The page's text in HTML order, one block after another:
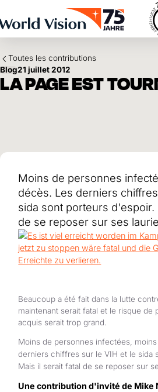
Don libre
Don thématique
Testament et legs
Philanthropie
Coopération entre entreprises
Séisme au Venezuela
Aide à l'Ukraine
Aide au Soudan
Points forts
Impact et succès
Utilisation des fonds
Rapport annuel et finances
Afrique
Amérique latine
Moyen-Orient et Europe
Toutes les contributions
Blog21 juillet 2012
LA PAGE EST
Moins de personnes
décès. Les derniers
sida sont porteurs d'espoir.
de se reposer sur ses
Beaucoup a été fait dans la lutte
maintenant serait fatal et le risque de
acquis serait trop grand.
Moins de personnes infectées,
derniers chiffres sur le VIH et le sida
Mais il serait fatal de se reposer sur
Une contribution d'invité de Mike